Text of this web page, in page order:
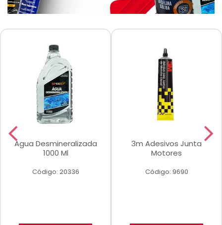
Agua Desmineralizada
1000 Ml
Código: 20336
3m Adesivos Junta
Motores
Código: 9690